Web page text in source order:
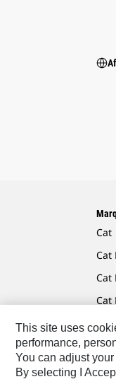
Cat
Cat
Cat
Cat
This site uses
performance,
You can adjust
By selecting I